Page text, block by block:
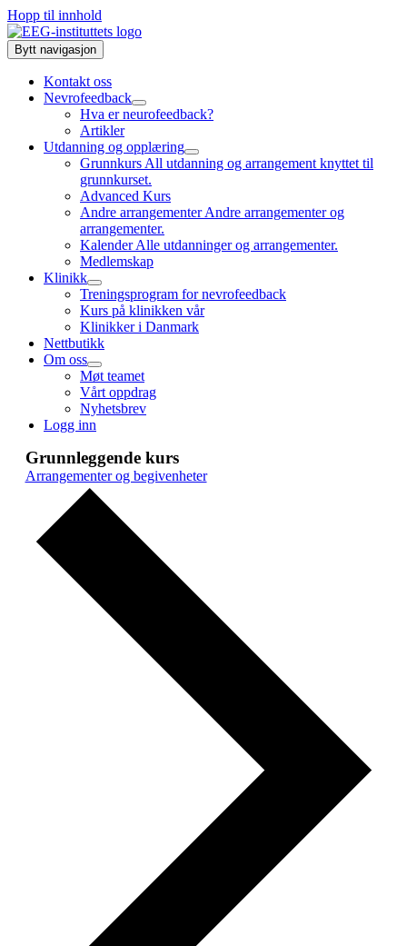
Hopp til innhold
Bytt navigasjon
Kontakt oss
Nevrofeedback
Hva er neurofeedback?
Artikler
Utdanning og opplæring
Grunnkurs All utdanning og arrangement knyttet til
grunnkurset.
Advanced Kurs
Andre arrangementerAndre arrangementer og
arrangementer.
KalenderAlle utdanninger og arrangementer.
Medlemskap
Klinikk
Treningsprogram for nevrofeedback
Kurs på klinikken vår
Klinikker i Danmark
Nettbutikk
Om oss
Møt teamet
Vårt oppdrag
Nyhetsbrev
Logg inn
Grunnleggende kurs
Arrangementer og begivenheter